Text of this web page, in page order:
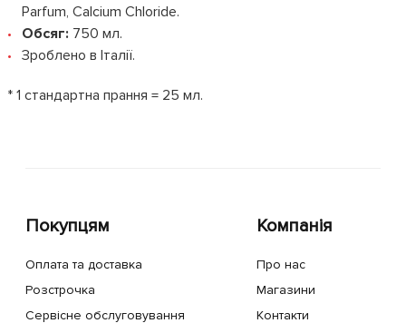
Parfum, Calcium Chloride.
Обсяг: 750 мл.
Зроблено в Італії.
* 1 стандартна прання = 25 мл.
Покупцям
Оплата та доставка
Розстрочка
Сервісне обслуговування
Компанія
Про нас
Магазини
Контакти